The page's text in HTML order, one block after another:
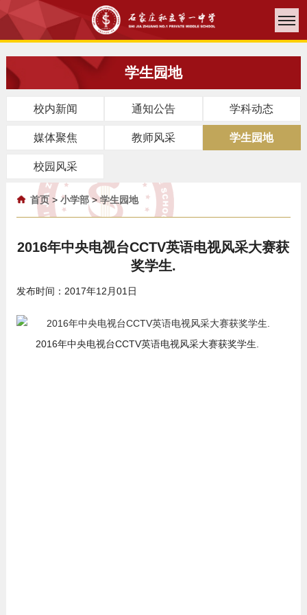
学生园地
校内新闻 通知公告 学科动态
媒体聚焦 教师风采 学生园地
校园风采
首页> 小学部>学生园地
2016年中央电视台CCTV英语电视风采大赛获
奖学生.
发布时间：2017年12月01日
2016年中央电视台CCTV英语电视风采大赛获奖学生.